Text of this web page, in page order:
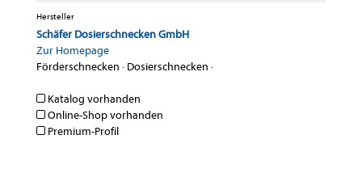
Hersteller
Schäfer Dosierschnecken GmbH
Zur Homepage
Förderschnecken · Dosierschnecken ·
Katalog vorhanden
Online-Shop vorhanden
Premium-Profil